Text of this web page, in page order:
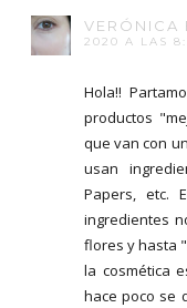
VERÓNICA
2020 A LAS
Hola!!
productos
que van con
usan
Papers, etc.
ingredientes
flores y hasta
la cosmética
hace poco se